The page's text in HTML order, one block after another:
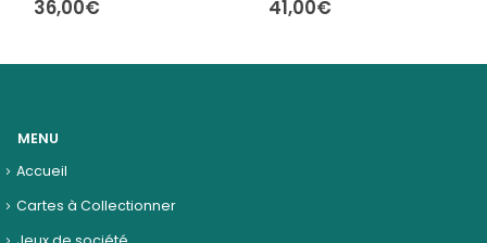
36,00€ 41,00€
MENU
Accueil
Cartes à Collectionner